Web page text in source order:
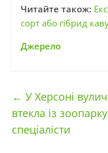
Читайте також:
сорт або гібрид
Джерело
← У Херсоні
втекла із
спеціалісти